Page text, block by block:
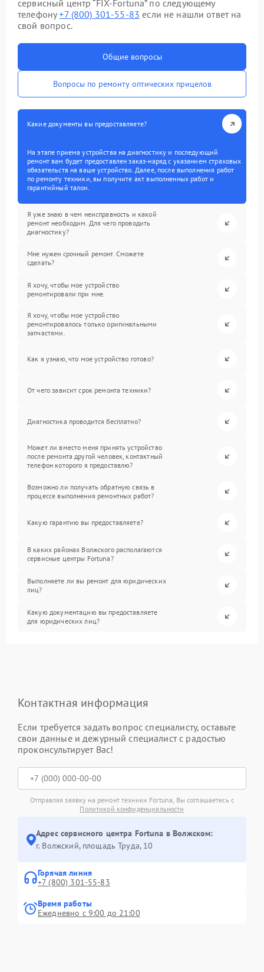
сервисный центр “FIX-Fortuna” по следующему
телефону+7 (800) 301-55-83 если не нашли ответ на
свой вопрос.
Общие вопросы
Вопросы по ремонту оптических прицелов
Какие документы вы предоставляете?
На этапе приема устройства на диагностику и последующий
ремонт вам будет предоставлен заказ-наряд с указанием страховых
обязательств на ваше устройство. Далее, после выполнения работ
по ремонту техники, вы получите акт выполненных работ и
гарантийный талон.
Я уже знаю в чем неисправность и какой
ремонт необходим. Для чего проводить
диагностику?
Мне нужен срочный ремонт. Сможете
сделать?
Я хочу, чтобы мое устройство
ремонтировали при мне.
Я хочу, чтобы мое устройство
ремонтировалось только оригинальными
запчастями.
Как я узнаю, что мое устройство готово?
От чего зависит срок ремонта техники?
Диагностика проводится бесплатно?
Может ли вместо меня принять устройство
после ремонта другой человек, контактный
телефон которого я предоставлю?
Возможно ли получать обратную связь в
процессе выполнения ремонтных работ?
Какую гарантию вы предоставляете?
В каких районах Волжского располагаются
сервисные центры Fortuna?
Выполняете ли вы ремонт для юридических
лиц?
Какую документацию вы предоставляете
для юридических лиц?
Контактная информация
Если требуется задать вопрос специалисту, оставьте
свои данные и дежурный специалист с радостью
проконсультирует Вас!
Отправляя заявку на ремонт техники Fortuna, Вы соглашаетесь с
Политикой конфиденциальности
Адрес сервисного центра Fortuna в Волжском:
г. Волжский, площадь Труда, 10
Горячая линия
+7 (800) 301-55-83
Время работы
Ежедневно с 9:00 до 21:00